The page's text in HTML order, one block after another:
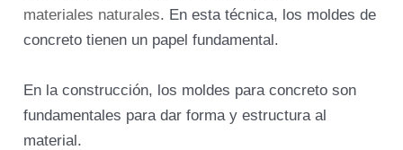
materiales naturales. En esta técnica, los moldes de
concreto tienen un papel fundamental.
En la construcción, los moldes para concreto son
fundamentales para dar forma y estructura al
material.